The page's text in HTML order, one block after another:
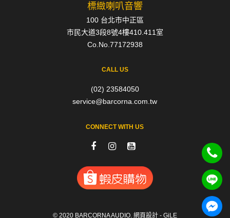
標緻喇叭音響
100 台北市中正區
市民大道3段8號4樓410.411室
Co.No.77172938
CALL US
(02) 23584050
service@barcorna.com.tw
CONNECT WITH US
© 2020 BARCORNA AUDIO. 網頁設計 - GiLE